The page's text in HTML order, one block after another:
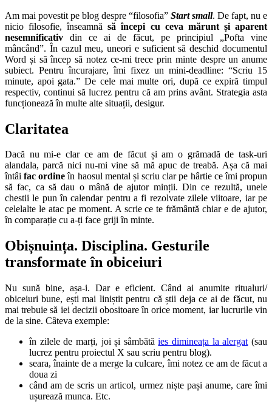
Am mai povestit pe blog despre “filosofia” Start small. De fapt, nu e
nicio filosofie, înseamnăsă începi cu ceva mărunt și aparent
nesemnificativ din ce ai de făcut, pe principiul „Pofta vine
mâncând”. În cazul meu, uneori e suficient să deschid documentul
Word și să încep să notez ce-mi trece prin minte despre un anume
subiect. Pentru încurajare, îmi fixez un mini-deadline: “Scriu 15
minute, apoi gata.” De cele mai multe ori, după ce expiră timpul
respectiv, continui să lucrez pentru că am prins avânt. Strategia asta
funcționează în multe alte situații, desigur.
Claritatea
Dacă nu mi-e clar ce am de făcut și am o grămadă de task-uri
alandala, parcă nici nu-mi vine să mă apuc de treabă. Așa că mai
întâifac ordineîn haosul mental și scriu clar pe hârtie ce îmi propun
să fac, ca să dau o mână de ajutor minții. Din ce rezultă, unele
chestii le pun în calendar pentru a fi rezolvate zilele viitoare, iar pe
celelalte le atac pe moment. A scrie ce te frământă chiar e de ajutor,
în comparație cu a-ți face griji în minte.
Obișnuința. Disciplina. Gesturile
transformate în obiceiuri
Nu sună bine, așa-i. Dar e eficient. Când ai anumite ritualuri/
obiceiuri bune, ești mai liniștit pentru că știi deja ce ai de făcut, nu
mai trebuie să iei decizii obositoare în orice moment, iar lucrurile vin
de la sine. Câteva exemple:
în zilele de marți, joi și sâmbătăies dimineața la alergat (sau
lucrez pentru proiectul X sau scriu pentru blog).
seara, înainte de a merge la culcare, îmi notez ce am de făcut a
doua zi
când am de scris un articol, urmez niște pași anume, care îmi
ușurează munca. Etc.